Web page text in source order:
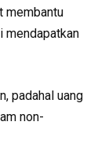
membantu
mendapatkan
padahal uang
non-